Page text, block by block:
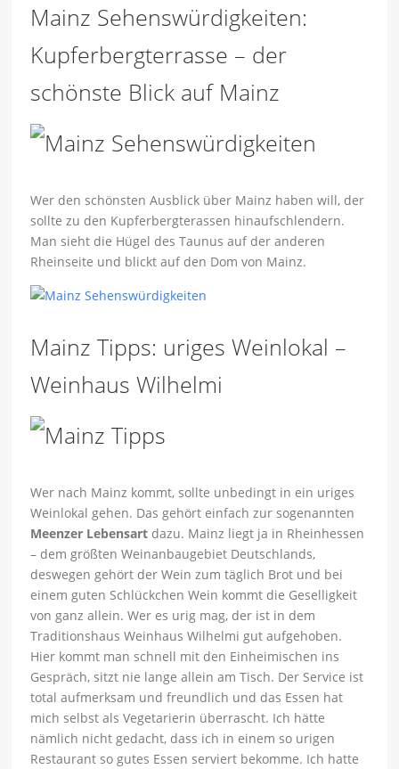
Mainz Sehenswürdigkeiten:
Kupferbergterrasse – der
schönste Blick auf Mainz
Wer den schönsten Ausblick über Mainz haben will, der
sollte zu den Kupferbergterassen hinaufschlendern.
Man sieht die Hügel des Taunus auf der anderen
Rheinseite und blickt auf den Dom von Mainz.
Mainz Tipps: uriges Weinlokal –
Weinhaus Wilhelmi
Wer nach Mainz kommt, sollte unbedingt in ein uriges
Weinlokal gehen. Das gehört einfach zur sogenannten
Meenzer Lebensart dazu. Mainz liegt ja in Rheinhessen
– dem größten Weinanbaugebiet Deutschlands,
deswegen gehört der Wein zum täglich Brot und bei
einem guten Schlückchen Wein kommt die Geselligkeit
von ganz allein. Wer es urig mag, der ist in dem
Traditionshaus Weinhaus Wilhelmi gut aufgehoben.
Hier kommt man schnell mit den Einheimischen ins
Gespräch, sitzt nie lange allein am Tisch. Der Service ist
total aufmerksam und freundlich und das Essen hat
mich selbst als Vegetarierin überrascht. Ich hätte
nämlich nicht gedacht, dass ich in einem so urigen
Restaurant so gutes Essen serviert bekomme. Ich hatte